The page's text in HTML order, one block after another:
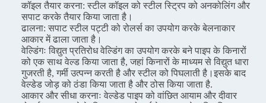
कॉइल तैयार करना: स्टील कॉइल को स्टील स्ट्रिप को अनकोलिंग और
सपाट करके तैयार किया जाता है।
ढालना: सपाट स्टील पट्टी को रोलर्स का उपयोग करके बेलनाकार
आकार में ढाला जाता है।
वेल्डिंगः विद्युत प्रतिरोध वेल्डिंग का उपयोग करके बने पाइप के किनारों
को एक साथ वेल्ड किया जाता है, जहां किनारों के माध्यम से विद्युत धारा
गुजरती है, गर्मी उत्पन्न करती है और स्टील को पिघलाती है।इसके बाद
वेल्डेड जोड़ को ठंडा किया जाता है और ठोस किया जाता है.
आकार और सीधा करनाः वेल्डेड पाइप को वांछित आयाम और दीवार